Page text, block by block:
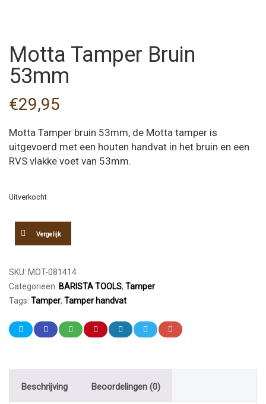
Motta Tamper Bruin
53mm
€29,95
Motta Tamper bruin 53mm, de Motta tamper is
uitgevoerd met een houten handvat in het bruin en een
RVS vlakke voet van 53mm.
Uitverkocht
Vergelijk
SKU: MOT-081414
Categorieën: BARISTA TOOLS, Tamper
Tags: Tamper, Tamper handvat
Beschrijving Beoordelingen (0)